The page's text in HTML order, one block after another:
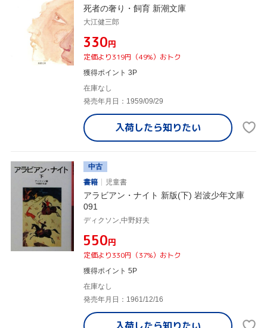
死者の奢り・飼育 新潮文庫
大江健三郎
¥330円
定価より319円（49%）おトク
獲得ポイント 3P
在庫なし
発売年月日：1959/09/29
入荷したら知りたい
中古
書籍
児童書
アラビアン・ナイト 新版(下) 岩波少年文庫
091
ディクソン,中野好夫
¥550円
定価より330円（37%）おトク
獲得ポイント 5P
在庫なし
発売年月日：1961/12/16